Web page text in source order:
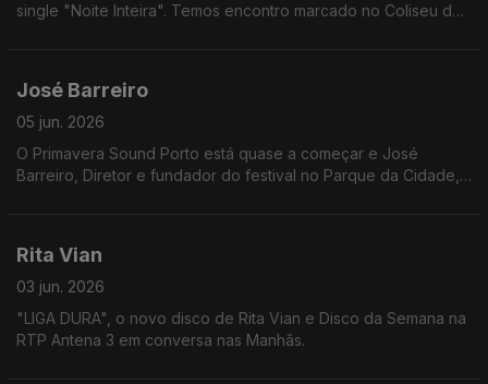
single "Noite Inteira". Temos encontro marcado no Coliseu dos
José Barreiro
05 jun. 2026
O Primavera Sound Porto está quase a começar e José
Barreiro, Diretor e fundador do festival no Parque da Cidade,
Rita Vian
03 jun. 2026
"LIGA DURA", o novo disco de Rita Vian e Disco da Semana na
RTP Antena 3 em conversa nas Manhãs.